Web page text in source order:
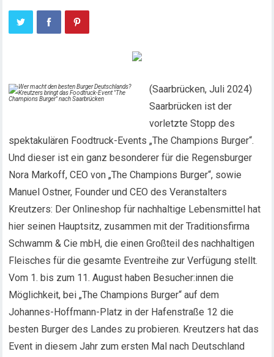
(Saarbrücken, Juli 2024)
Saarbrücken ist der
vorletzte Stopp des
spektakulären Foodtruck-Events „The Champions Burger“.
Und dieser ist ein ganz besonderer für die Regensburger
Nora Markoff, CEO von „The Champions Burger“, sowie
Manuel Ostner, Founder und CEO des Veranstalters
Kreutzers: Der Onlineshop für nachhaltige Lebensmittel hat
hier seinen Hauptsitz, zusammen mit der Traditionsfirma
Schwamm & Cie mbH, die einen Großteil des nachhaltigen
Fleisches für die gesamte Eventreihe zur Verfügung stellt.
Vom 1. bis zum 11. August haben Besucher:innen die
Möglichkeit, bei „The Champions Burger“ auf dem
Johannes-Hoffmann-Platz in der Hafenstraße 12 die
besten Burger des Landes zu probieren. Kreutzers hat das
Event in diesem Jahr zum ersten Mal nach Deutschland